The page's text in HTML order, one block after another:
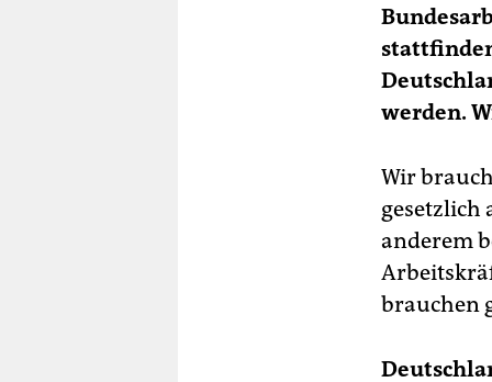
werden.
Wir
gesetzlich
anderem
brauchen